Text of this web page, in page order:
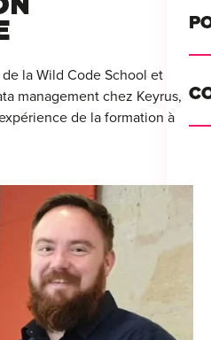
la Wild Code School et
management chez Keyrus,
de la formation à